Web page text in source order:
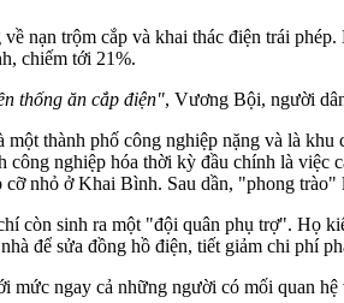
nạn trộm cắp và khai thác điện trái
chiếm tới 21%.
thống ăn cắp điện", Vương Bội, người
thành phố công nghiệp nặng và là
nghiệp hóa thời kỳ đầu chính là việc
cỡ nhỏ ở Khai Bình. Sau dần, "phong trào"
còn sinh ra một "đội quân phụ trợ". Họ
để sửa đồng hồ điện, tiết giảm chi phí
mức ngay cả những người có mối quan